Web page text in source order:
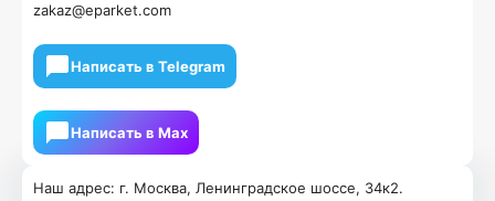
Наш адрес: г. Москва, Ленинградское шоссе, 34к2.
zakaz@eparket.com
Написать в Telegram
Написать в Мах